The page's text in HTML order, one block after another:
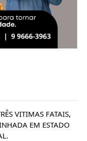
VITIMAS FATAIS,
EM ESTADO